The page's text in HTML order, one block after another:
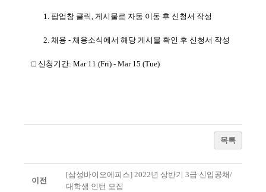
1. 팝업창 클릭 게시물로 자동 이동 후 신청서 작성
2. 채용 - 채용소식에서 해당 게시물 확인 후 신청서 작성
□ 신청기간: Mar 11 (Fri) - Mar 15 (Tue)
목록
이전
[삼성바이오에피스] 2022년 상반기 3급 신입공채/
대학생 인턴 모집